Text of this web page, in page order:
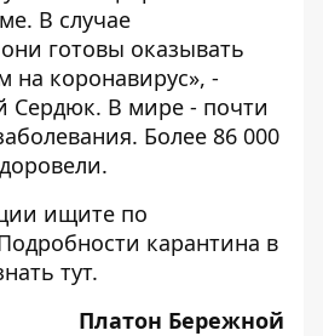
В случае
готовы оказывать
коронавирус», -
Сердюк. В мире - почти
Более 86 000
ищите по
карантина в
тут.
Платон Бережной